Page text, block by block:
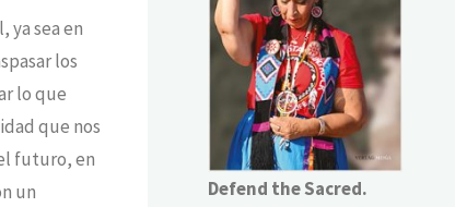
ya sea en
los
lo que
que nos
futuro, en
un
Defend the Sacred.